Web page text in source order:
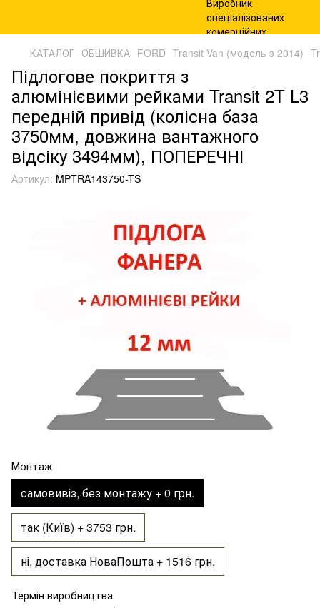
КАТАЛОГ ОБШИВКА FORD Transit Van (модель з 2014)
Підлогове покриття з
алюмінієвими рейками Transit 2T L3
передній привід (колісна база
3750мм, довжина вантажного
відсіку 3494мм), ПОПЕРЕЧНІ
Артикул: MPTRA143750-TS
Монтаж
самовивіз, без монтажу + 0 грн.
так (Київ) + 3753 грн.
ні, доставка НоваПошта + 1516 грн.
Термін виробництва